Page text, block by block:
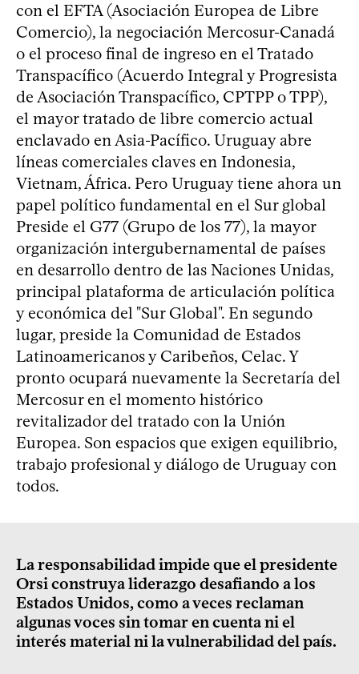
con el EFTA (Asociación Europea de Libre
Comercio), la negociación Mercosur-Canadá
o el proceso final de ingreso en el Tratado
Transpacífico (Acuerdo Integral y Progresista
de Asociación Transpacífico, CPTPP o TPP),
el mayor tratado de libre comercio actual
enclavado en Asia-Pacífico. Uruguay abre
líneas comerciales claves en Indonesia,
Vietnam, África. Pero Uruguay tiene ahora un
papel político fundamental en el Sur global
Preside el G77 (Grupo de los 77), la mayor
organización intergubernamental de países
en desarrollo dentro de las Naciones Unidas,
principal plataforma de articulación política
y económica del "Sur Global". En segundo
lugar, preside la Comunidad de Estados
Latinoamericanos y Caribeños, Celac. Y
pronto ocupará nuevamente la Secretaría del
Mercosur en el momento histórico
revitalizador del tratado con la Unión
Europea. Son espacios que exigen equilibrio,
trabajo profesional y diálogo de Uruguay con
todos.
La responsabilidad impide que el presidente
Orsi construya liderazgo desafiando a los
Estados Unidos, como a veces reclaman
algunas voces sin tomar en cuenta ni el
interés material ni la vulnerabilidad del país.